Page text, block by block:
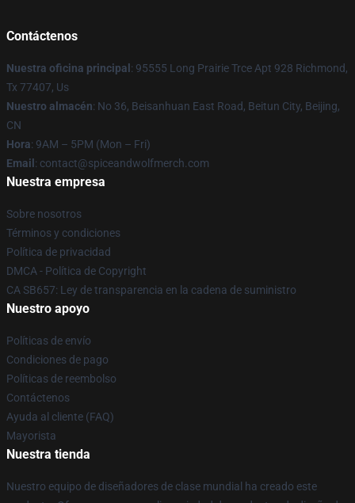
Contáctenos
Nuestra oficina principal : 95555 Long Prairie Trce Apt 928 Richmond,
Tx 77407, Us
Nuestro almacén: No 36, Beisanhuan East Road, Beitun City, Beijing,
CN
Hora: 9AM – 5PM (Mon – Fri)
Email : contact@spiceandwolfmerch.com
Nuestra empresa
Sobre nosotros
Términos y condiciones
Política de privacidad
DMCA - Política de Copyright
CA SB657: Ley de transparencia en la cadena de suministro
Nuestro apoyo
Políticas de envío
Condiciones de pago
Políticas de reembolso
Contáctenos
Ayuda al cliente (FAQ)
Mayorista
Nuestra tienda
Nuestro equipo de diseñadores de clase mundial ha creado este